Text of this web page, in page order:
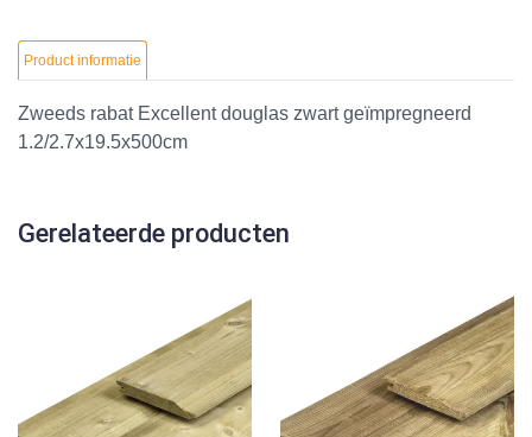
Product informatie
Zweeds rabat Excellent douglas zwart geïmpregneerd
1.2/2.7x19.5x500cm
Gerelateerde producten